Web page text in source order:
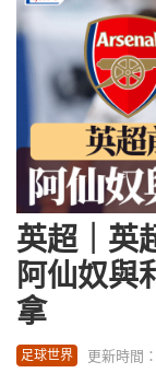
英超｜英
阿仙奴與
拿
足球世界 更新時間